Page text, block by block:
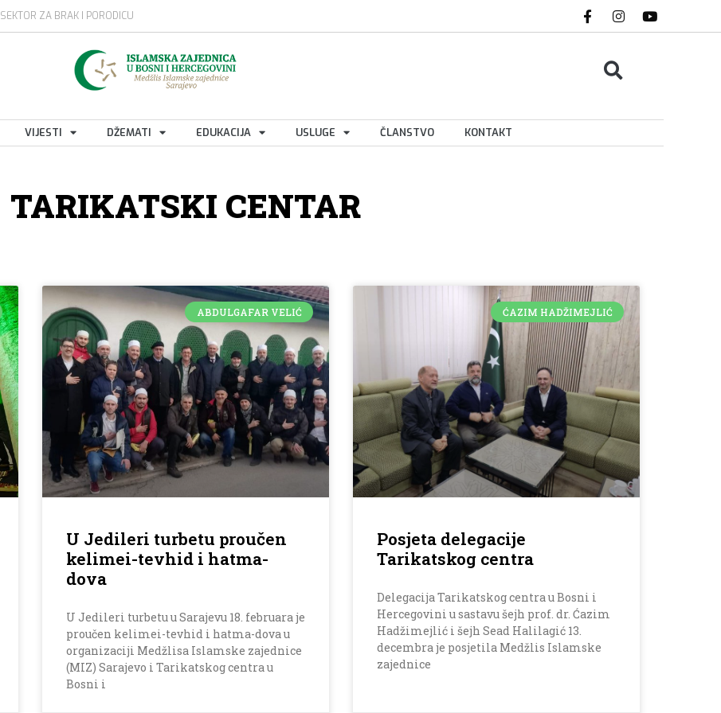
SEKTOR ZA BRAK I PORODICU
VIJESTI DŽEMATI EDUKACIJA USLUGE ČLANSTVO KONTAKT
TARIKATSKI CENTAR
ABDULGAFAR VELIĆ
U Jedileri turbetu proučen
kelimei-tevhid i hatma-
dova
U Jedileri turbetu u Sarajevu 18. februara je
proučen kelimei-tevhid i hatma-dova u
organizaciji Medžlisa Islamske zajednice
(MIZ) Sarajevo i Tarikatskog centra u
Bosni i
ĆAZIM HADŽIMEJLIĆ
Posjeta delegacije
Tarikatskog centra
Delegacija Tarikatskog centra u Bosni i
Hercegovini u sastavu šejh prof. dr. Ćazim
Hadžimejlić i šejh Sead Halilagić 13.
decembra je posjetila Medžlis Islamske
zajednice